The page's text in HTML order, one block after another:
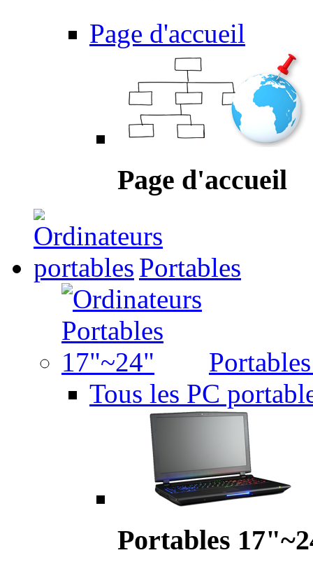
Page d'accueil
Page d'accueil
Portables
Tous les PC
Portables